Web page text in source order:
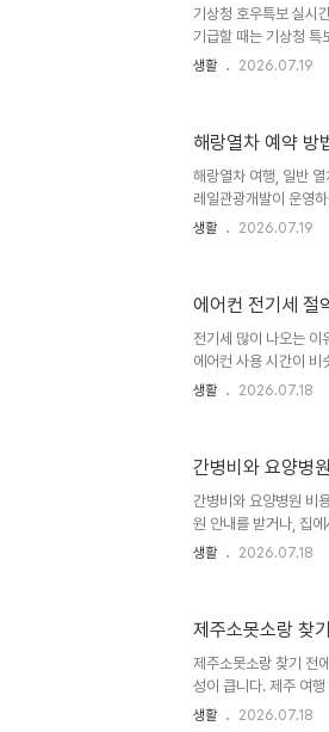
식이 아니라 석모대교
도 진입 ..
기상청 호우특보 실시
기급할 때는 기상청 특
내 시·군·구가 실제 발
은 아닐 수 있습니다.
가 유지될 수 있고요.
세요. ..
생활 2026.07.19
해랑열차 예약 방
해랑열차 여행, 일반
레일관광개발이 운영
는 열차가 아니라, 열차
중 발생할 수 있는 소음
있다면 미리 고려해 보
다.객실기준 인원특징..
생활 2026.07.19
에어컨 전기세 절
전기세 많이 나오는 이
에어컨 사용 시간이 비
관리 상태가 다르기 때
냉방 중 문단속먼지 쌓
주변실내 열을 밖으로
면 빨리 시원해질 것 같
생활 2026.07.18
간병비와 요양병
간병비와 요양병원 비
원 안내를 받거나, 집
현실이 됩니다. 병원비
이 글은 요양병원, 요양
입니다. 지금 당장 가
비..
생활 2026.07.18
제주소못소랑 찾
제주소못소랑 찾기 전
성이 큽니다. 제주 여
시간을 내서 들를 만한
생활 2026.07.18